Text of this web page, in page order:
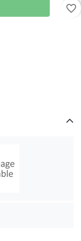
favorite_border